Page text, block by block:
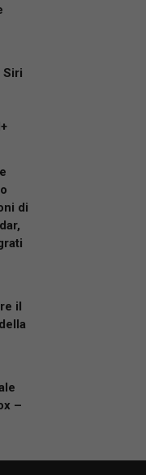
Siri
di
il
–